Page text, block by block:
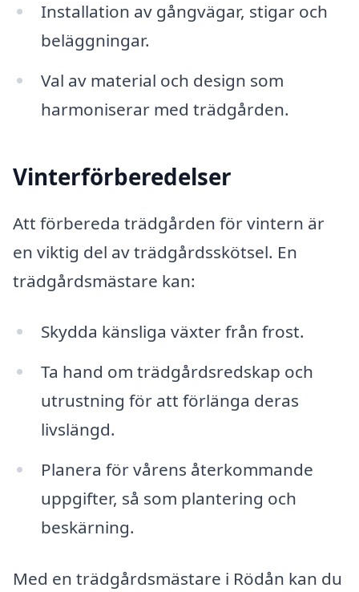
Installation av gångvägar, stigar och
beläggningar.
Val av material och design som
harmoniserar med trädgården.
Vinterförberedelser
Att förbereda trädgården för vintern är
en viktig del av trädgårdsskötsel. En
trädgårdsmästare kan:
Skydda känsliga växter från frost.
Ta hand om trädgårdsredskap och
utrustning för att förlänga deras
livslängd.
Planera för vårens återkommande
uppgifter, så som plantering och
beskärning.
Med en trädgårdsmästare i Rödån kan du